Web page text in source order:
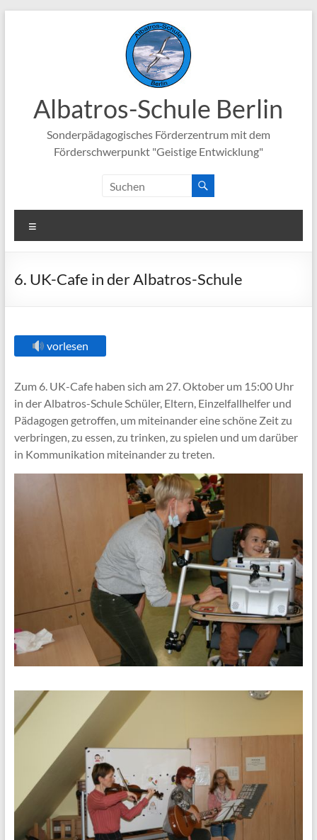
Albatros-Schule Berlin
Sonderpädagogisches Förderzentrum mit dem
Förderschwerpunkt "Geistige Entwicklung"
6. UK-Cafe in der Albatros-Schule
vorlesen
Zum 6. UK-Cafe haben sich am 27. Oktober um 15:00 Uhr
in der Albatros-Schule Schüler, Eltern, Einzelfallhelfer und
Pädagogen getroffen, um miteinander eine schöne Zeit zu
verbringen, zu essen, zu trinken, zu spielen und um darüber
in Kommunikation miteinander zu treten.